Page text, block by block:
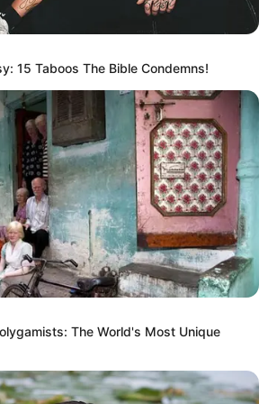
15 Taboos The Bible Condemns!
The World's Most Unique